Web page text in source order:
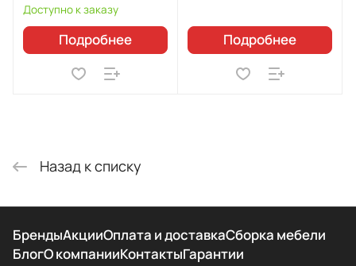
Доступно к заказу
Подробнее Подробнее
Назад к списку
БрендыАкцииОплата и доставкаСборка мебели
БлогО компанииКонтактыГарантии